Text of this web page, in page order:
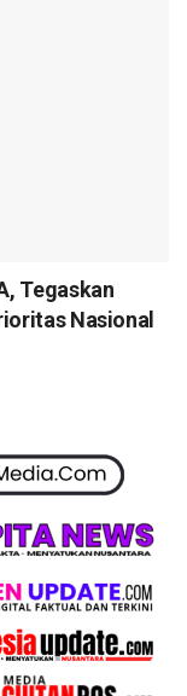
Tegaskan
Nasional